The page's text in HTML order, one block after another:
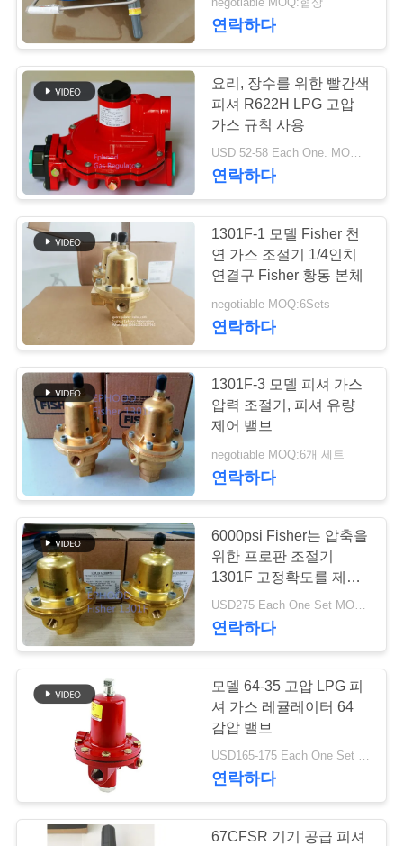
한
것
공
어
질
관
리
희
와
연
락
뉴
용
을
차별 압력 전송기
17
DSC 스팀 트랩
15
스테인리스 공 벨브
수문 벨브
18
negotiable MOQ:협상
연락하다
요리, 장수를 위한 빨간색
피셔 R622H LPG 고압
가스 규칙 사용
USD 52-58 Each One. MOQ:10개 세트
연락하다
1301F-1 모델 Fisher 천
연 가스 조절기 1/4인치
연결구 Fisher 황동 본체
negotiable MOQ:6Sets
연락하다
1301F-3 모델 피셔 가스
압력 조절기, 피셔 유량
제어 밸브
negotiable MOQ:6개 세트
연락하다
6000psi Fisher는 압축을
위한 프로판 조절기
1301F 고정확도를 제어
합니다.
USD275 Each One Set MOQ:6Sets
연락하다
모델 64-35 고압 LPG 피
셔 가스 레귤레이터 64
감압 밸브
USD165-175 Each One Set MOQ:6Sets
연락하다
67CFSR 기기 공급 피셔